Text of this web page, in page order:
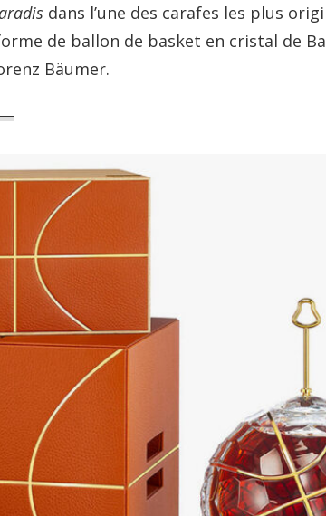
dans l’une des carafes les plus
de ballon de basket en cristal de
Bäumer.